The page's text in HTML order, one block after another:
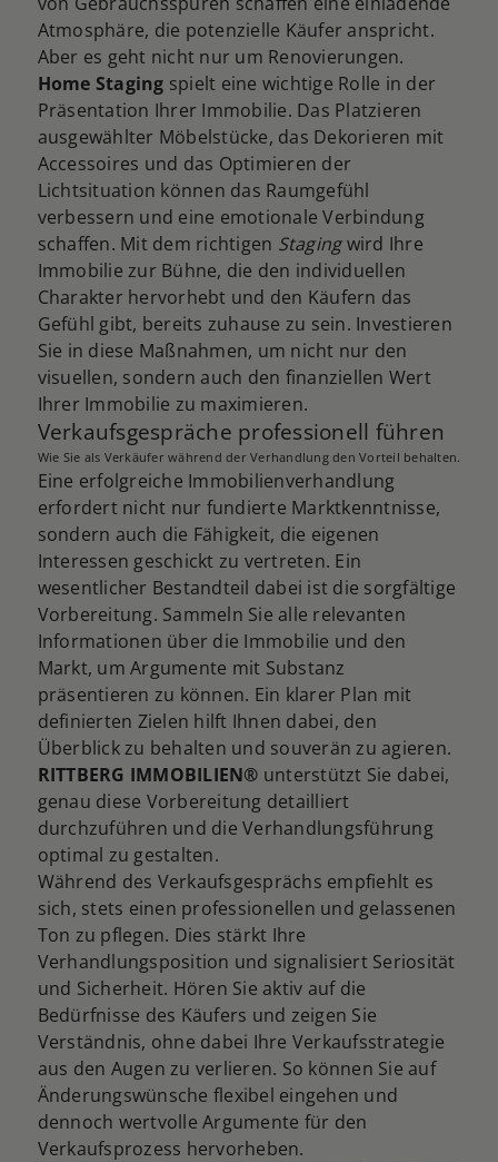
Atmosphäre, die potenzielle Käufer anspricht.
Aber es geht nicht nur um Renovierungen.
Home Staging spielt eine wichtige Rolle in der
Präsentation Ihrer Immobilie. Das Platzieren
ausgewählter Möbelstücke, das Dekorieren mit
Accessoires und das Optimieren der
Lichtsituation können das Raumgefühl
verbessern und eine emotionale Verbindung
schaffen. Mit dem richtigen Stagingwird Ihre
Immobilie zur Bühne, die den individuellen
Charakter hervorhebt und den Käufern das
Gefühl gibt, bereits zuhause zu sein. Investieren
Sie in diese Maßnahmen, um nicht nur den
visuellen, sondern auch den finanziellen Wert
Ihrer Immobilie zu maximieren.
Verkaufsgespräche professionell führen
Wie Sie als Verkäufer während der Verhandlung den Vorteil behalten.
Eine erfolgreiche Immobilienverhandlung
erfordert nicht nur fundierte Marktkenntnisse,
sondern auch die Fähigkeit, die eigenen
Interessen geschickt zu vertreten. Ein
wesentlicher Bestandteil dabei ist die sorgfältige
Vorbereitung. Sammeln Sie alle relevanten
Informationen über die Immobilie und den
Markt, um Argumente mit Substanz
präsentieren zu können. Ein klarer Plan mit
definierten Zielen hilft Ihnen dabei, den
Überblick zu behalten und souverän zu agieren.
RITTBERG IMMOBILIEN® unterstützt Sie dabei,
genau diese Vorbereitung detailliert
durchzuführen und die Verhandlungsführung
optimal zu gestalten.
Während des Verkaufsgesprächs empfiehlt es
sich, stets einen professionellen und gelassenen
Ton zu pflegen. Dies stärkt Ihre
Verhandlungsposition und signalisiert Seriosität
und Sicherheit. Hören Sie aktiv auf die
Bedürfnisse des Käufers und zeigen Sie
Verständnis, ohne dabei Ihre Verkaufsstrategie
aus den Augen zu verlieren. So können Sie auf
Änderungswünsche flexibel eingehen und
dennoch wertvolle Argumente für den
Verkaufsprozess hervorheben.